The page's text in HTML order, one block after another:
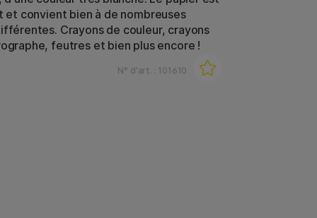
et convient bien à de nombreuses
Crayons de couleur, crayons
feutres et bien plus encore !
N° d'art. : 101610